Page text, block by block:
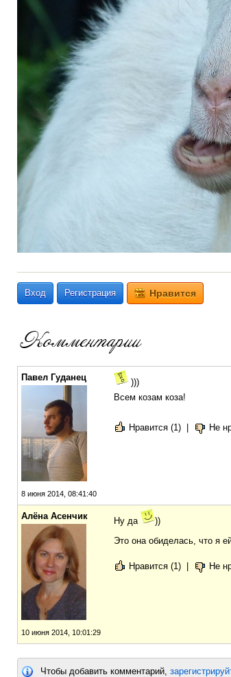
Вход Регистрация Нравится
Павел Гуданец
8 июня 2014, 08:41:40
)))
Всем козам коза!
Нравится (1) Не
Алёна Асенчик
10 июня 2014, 10:01:29
Ну да
))
Это она обиделась, что я
Нравится (1) Не
Чтобы добавить комментарий,